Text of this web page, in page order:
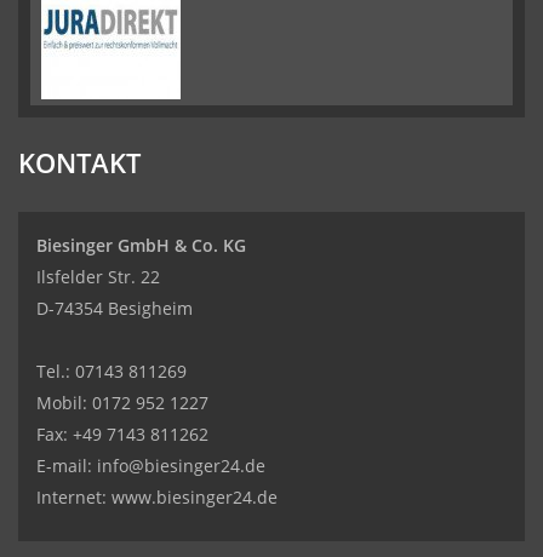
KONTAKT
Biesinger GmbH & Co. KG
Ilsfelder Str. 22
D-74354 Besigheim
Tel.: 07143 811269
Mobil: 0172 952 1227
Fax: +49 7143 811262
E-mail: info@biesinger24.de
Internet: www.biesinger24.de